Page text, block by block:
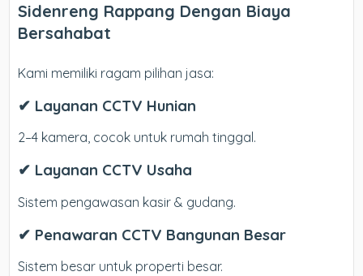
Sidenreng Rappang Dengan Biaya
Bersahabat
Kami memiliki ragam pilihan jasa:
✔ Layanan CCTV Hunian
2–4 kamera, cocok untuk rumah tinggal.
✔ Layanan CCTV Usaha
Sistem pengawasan kasir & gudang.
✔ Penawaran CCTV Bangunan Besar
Sistem besar untuk properti besar.